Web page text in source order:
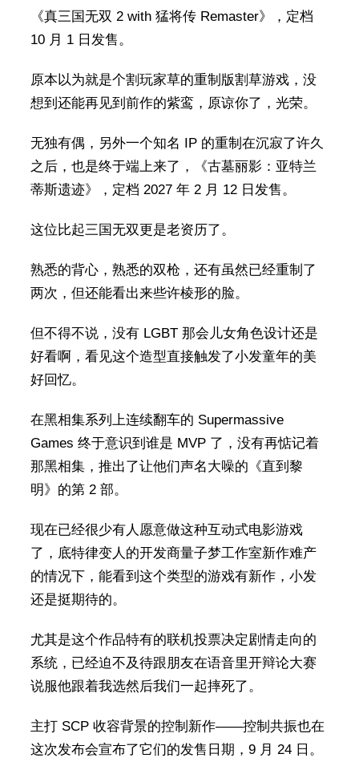
《真三国无双 2 with 猛将传 Remaster》，定档
10 月 1 日发售。
原本以为就是个割玩家草的重制版割草游戏，没
想到还能再见到前作的紫鸾，原谅你了，光荣。
无独有偶，另外一个知名 IP 的重制在沉寂了许久
之后，也是终于端上来了，《古墓丽影：亚特兰
蒂斯遗迹》，定档 2027 年 2 月 12 日发售。
这位比起三国无双更是老资历了。
熟悉的背心，熟悉的双枪，还有虽然已经重制了
两次，但还能看出来些许棱形的脸。
但不得不说，没有 LGBT 那会儿女角色设计还是
好看啊，看见这个造型直接触发了小发童年的美
好回忆。
在黑相集系列上连续翻车的 Supermassive
Games 终于意识到谁是 MVP 了，没有再惦记着
那黑相集，推出了让他们声名大噪的《直到黎
明》的第 2 部。
现在已经很少有人愿意做这种互动式电影游戏
了，底特律变人的开发商量子梦工作室新作难产
的情况下，能看到这个类型的游戏有新作，小发
还是挺期待的。
尤其是这个作品特有的联机投票决定剧情走向的
系统，已经迫不及待跟朋友在语音里开辩论大赛
说服他跟着我选然后我们一起摔死了。
主打 SCP 收容背景的控制新作——控制共振也在
这次发布会宣布了它们的发售日期，9 月 24 日。